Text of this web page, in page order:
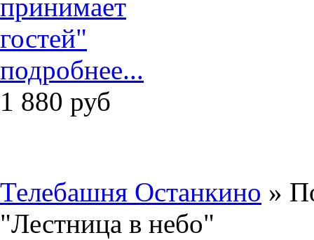
подробнее...
1 880 руб
Телебашня Останкино »
"Лестница в небо"